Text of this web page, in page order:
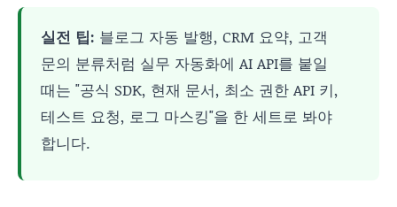
실전 팁: 블로그 자동 발행, CRM 요약, 고객
문의 분류처럼 실무 자동화에 AI API를 붙일
때는 "공식 SDK, 현재 문서, 최소 권한 API 키,
테스트 요청, 로그 마스킹"을 한 세트로 봐야
합니다.